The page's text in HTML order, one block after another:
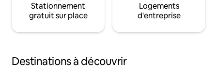
Stationnement
gratuit sur place
Logements
d'entreprise
Destinations à découvrir